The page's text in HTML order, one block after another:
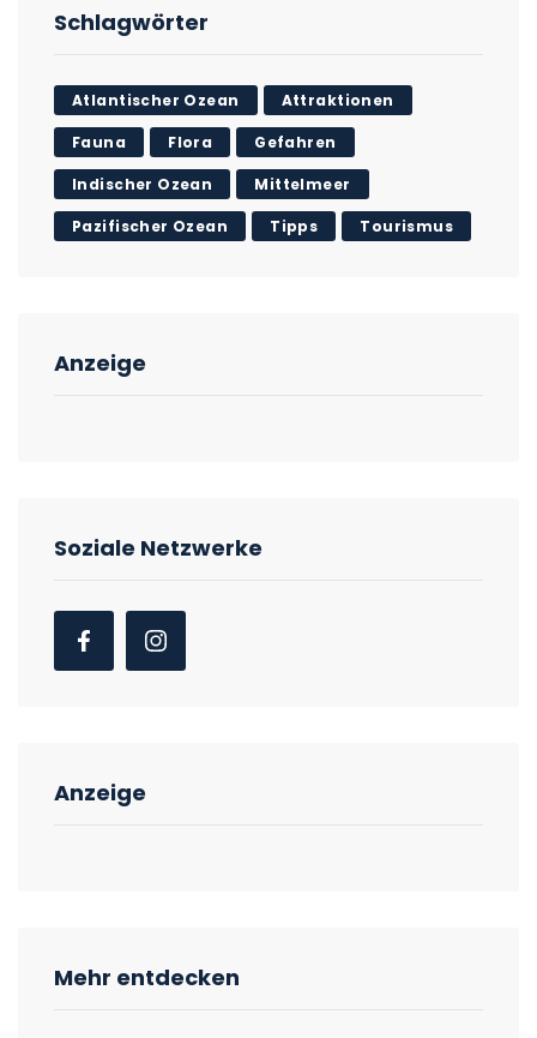
Schlagwörter
Atlantischer Ozean Attraktionen
Fauna Flora Gefahren
Indischer Ozean Mittelmeer
Pazifischer Ozean Tipps Tourismus
Anzeige
Soziale Netzwerke
Anzeige
Mehr entdecken